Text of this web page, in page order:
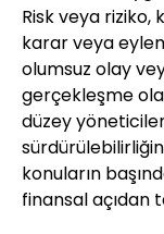
Risk veya riziko,
karar veya
olumsuz olay
gerçekleşme
düzey
konuların
finansal açıdan